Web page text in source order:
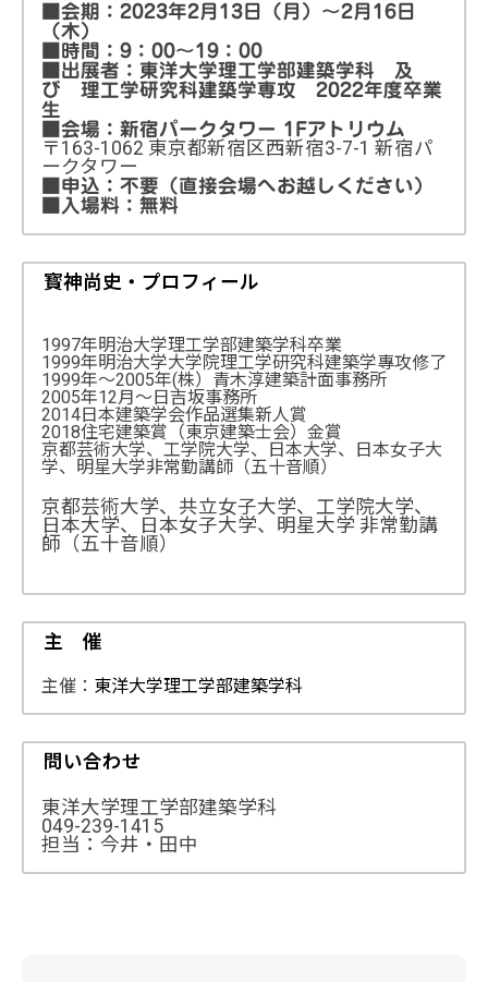
■会期：2023年2月13日（月）～2月16日
（木）
■時間：9：00～19：00
■出展者：東洋大学理工学部建築学科 及
び 理工学研究科建築学専攻 2022年度卒業
生
■会場：新宿パークタワー 1Fアトリウム
〒163-1062 東京都新宿区西新宿3-7-1 新宿パ
ークタワー
■申込：不要（直接会場へお越しください）
■入場料：無料
寳神尚史・プロフィール
1997年明治大学理工学部建築学科卒業
1999年明治大学大学院理工学研究科建築学專攻修了
1999年～2005年(株）青木淳建築計面事務所
2005年12月～日吉坂事務所
2014日本建築学会作品選集新人賞
2018住宅建築賞（東京建築士会）金賞
京都芸術大学、工学院大学、日本大学、日本女子大
学、明星大学非常勤講師（五十音順）
京都芸術大学、共立女子大学、工学院大学、
日本大学、日本女子大学、明星大学 非常勤講
師（五十音順）
主 催
主催： 東洋大学理工学部建築学科
問い合わせ
東洋大学理工学部建築学科
049-239-1415
担当：今井・田中